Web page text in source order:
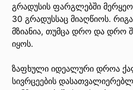
გრადუსის ფარგლებში
30 გრადუსსაც მიაღწიოს.
მზიანია, თუმცა დრო და დრო
იყოს.
ზაფხული იდეალური დროა
სივრცეების